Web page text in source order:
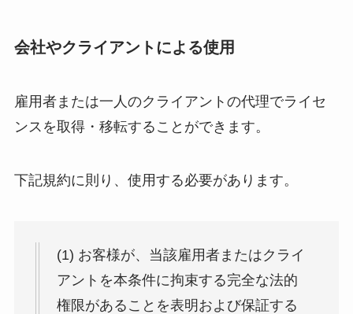
会社やクライアントによる使用
雇用者または一人のクライアントの代理でライセ
ンスを取得・移転することができます。
下記規約に則り、使用する必要があります。
(1) お客様が、当該雇用者またはクライ
アントを本条件に拘束する完全な法的
権限があることを表明および保証する